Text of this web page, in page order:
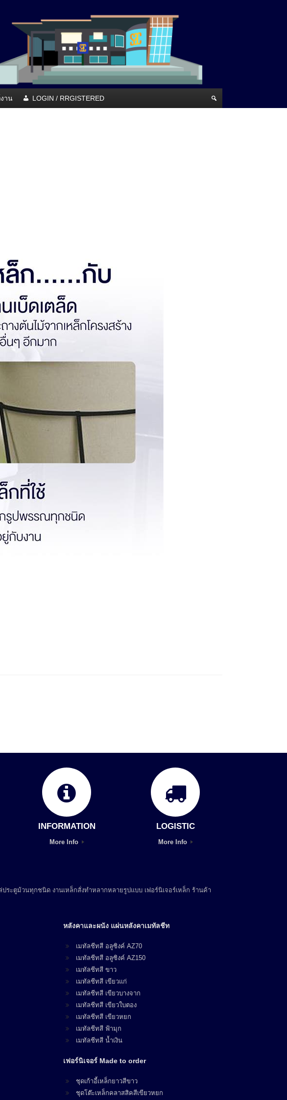
าน LOGIN / RRGISTERED
INFORMATION
More Info
LOGISTIC
More Info
ะตูม้วนทุกชนิด งานเหล็กสั่งทำหลากหลายรูปแบบ เฟอร์นิเจอร์เหล็ก ร้านค้า
หลังคาและผนัง แผ่นหลังคาเมทัลชีท
เมทัลชีทสี อลูซิงค์ AZ70
เมทัลชีทสี อลูซิงค์ AZ150
เมทัลชีทสี ขาว
เมทัลชีทสี เขียวแก่
เมทัลชีทสี เขียวบางจาก
เมทัลชีทสี เขียวใบตอง
เมทัลชีทสี เขียวหยก
เมทัลชีทสี ฟ้ามุก
เมทัลชีทสี น้ำเงิน
เฟอร์นิเจอร์ Made to order
ชุดเก้าอี้เหล็กยาวสีขาว
ชุดโต๊ะเหล็กคลาสสิคสีเขียวหยก